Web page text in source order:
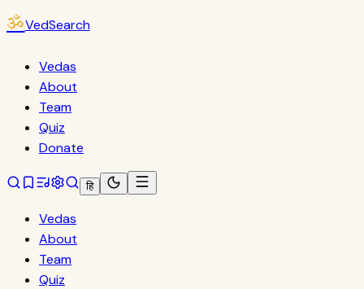
ॐVedSearch
Vedas
About
Team
Quiz
Donate
हि
Vedas
About
Team
Quiz